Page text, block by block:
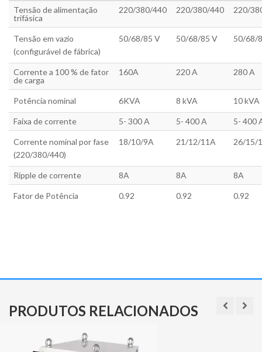
Tensão de alimentação
trifásica
220/380/440 220/380/440 220/
Tensão em vazio
(configurável de fábrica)
50/68/85 V 50/68/85 V 50/68/
Corrente a 100 % de fator
de carga
160A 220 A 280 A
Potência nominal 6KVA 8 kVA 10 kVA
Faixa de corrente 5- 300 A 5- 400 A 5- 400
Corrente nominal por fase
(220/380/440)
18/10/9A 21/12/11A 26/15/
Ripple de corrente 8A 8A 8A
Fator de Potência 0.92 0.92 0.92
PRODUTOS RELACIONADOS